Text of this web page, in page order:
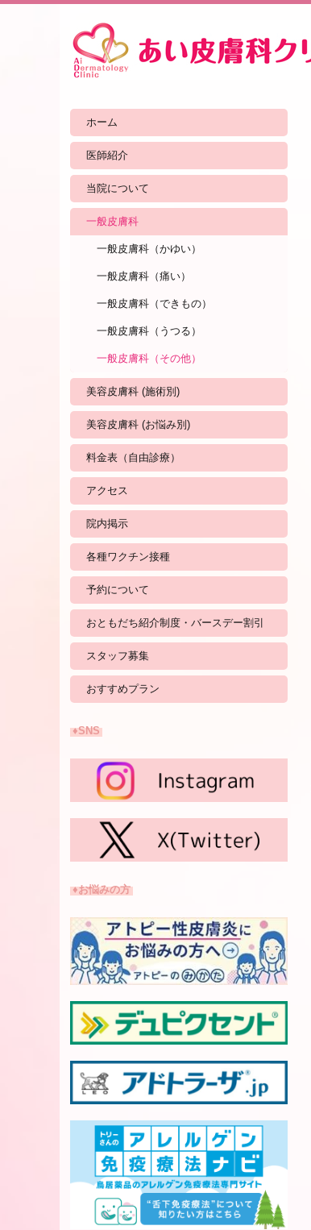
ホーム
医師紹介
当院について
一般皮膚科
一般皮膚科（かゆい）
一般皮膚科（痛い）
一般皮膚科（できもの）
一般皮膚科（うつる）
一般皮膚科（その他）
美容皮膚科 (施術別)
美容皮膚科 (お悩み別)
料金表（自由診療）
アクセス
院内掲示
各種ワクチン接種
予約について
おともだち紹介制度・バースデー割引
スタッフ募集
おすすめプラン
♦SNS
♦お悩みの方